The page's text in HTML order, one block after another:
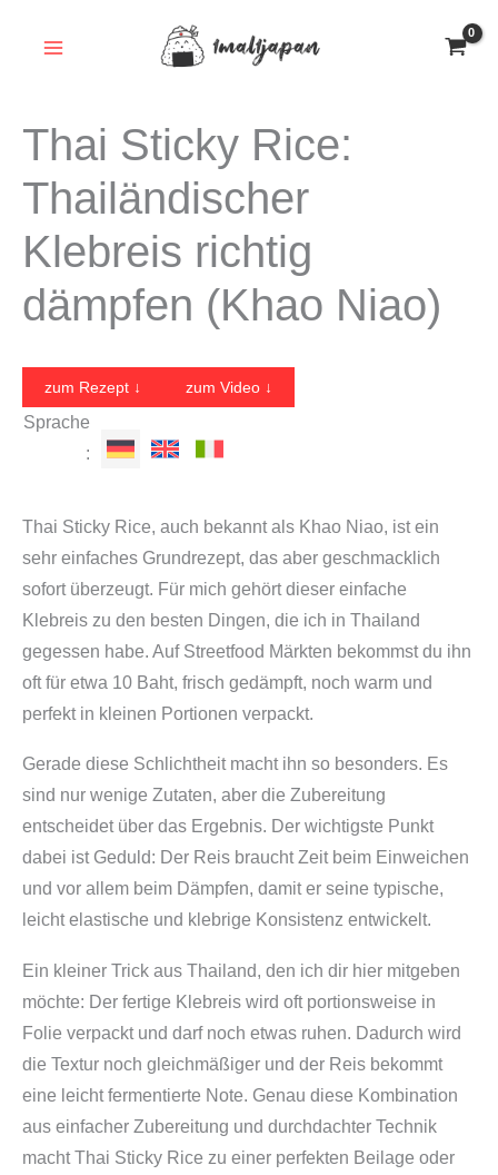
Thai Sticky Rice:
Thailändischer
Klebreis richtig
dämpfen (Khao Niao)
zum Rezept ↓ zum Video ↓
Sprache
:
Thai Sticky Rice, auch bekannt als Khao Niao, ist ein
sehr einfaches Grundrezept, das aber geschmacklich
sofort überzeugt. Für mich gehört dieser einfache
Klebreis zu den besten Dingen, die ich in Thailand
gegessen habe. Auf Streetfood Märkten bekommst du ihn
oft für etwa 10 Baht, frisch gedämpft, noch warm und
perfekt in kleinen Portionen verpackt.
Gerade diese Schlichtheit macht ihn so besonders. Es
sind nur wenige Zutaten, aber die Zubereitung
entscheidet über das Ergebnis. Der wichtigste Punkt
dabei ist Geduld: Der Reis braucht Zeit beim Einweichen
und vor allem beim Dämpfen, damit er seine typische,
leicht elastische und klebrige Konsistenz entwickelt.
Ein kleiner Trick aus Thailand, den ich dir hier mitgeben
möchte: Der fertige Klebreis wird oft portionsweise in
Folie verpackt und darf noch etwas ruhen. Dadurch wird
die Textur noch gleichmäßiger und der Reis bekommt
eine leicht fermentierte Note. Genau diese Kombination
aus einfacher Zubereitung und durchdachter Technik
macht Thai Sticky Rice zu einer perfekten Beilage oder